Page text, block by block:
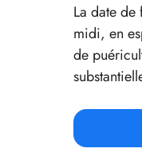
La date de
midi, en
de